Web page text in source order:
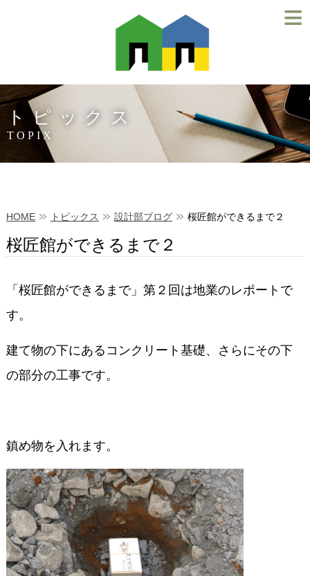
トピックス
TOPIX
HOME トピックス 設計部ブログ 桜匠館ができるまで２
桜匠館ができるまで２
「桜匠館ができるまで」第２回は地業のレポートで
す。
建て物の下にあるコンクリート基礎、さらにその下
の部分の工事です。
鎮め物を入れます。
≡